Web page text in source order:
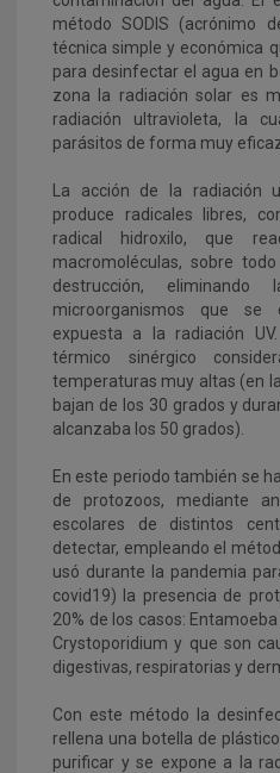
método SODIS (acrónimo
técnica simple y económica
para desinfectar el agua en
zona la radiación solar es
radiación ultravioleta, la
parásitos de forma muy
La acción de la radiación
produce radicales libres,
radical hidroxilo, que
macromoléculas, sobre
destrucción,
microorganismos que
expuesta a la radiación
térmico sinérgico
temperaturas muy altas (en
bajan de los 30 grados y
alcanzaba los 50 grados).
En este periodo también se
de protozoos, mediante
escolares de distintos
detectar, empleando el
usó durante la pandemia
covid19) la presencia de
20% de los casos:
Crystoporidium y que son
digestivas, respiratorias y
Con este método la
rellena una botella de
purificar y se expone a la